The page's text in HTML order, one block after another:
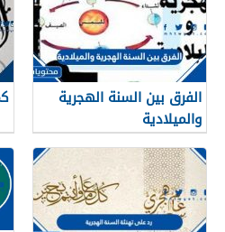
الفرق بين السنة الهجرية
والميلادية